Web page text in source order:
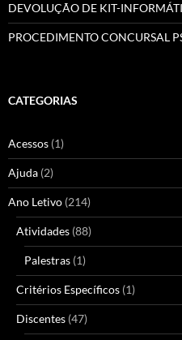
DEVOLUÇÃO DE KIT-
PROCEDIMENTO CONCURSAL
CATEGORIAS
Acessos (1)
Ajuda (2)
Ano Letivo (214)
Atividades (88)
Palestras (1)
Critérios Específicos (1)
Discentes (47)